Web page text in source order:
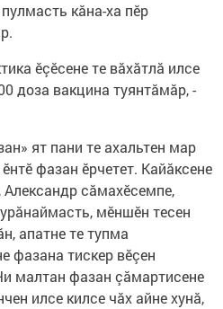
кăна-ха пӗр
ӗçӗсене те вăхăтлă илсе
доза вакцина туянтăмăр, -
ят пани те ахальтен мар
фазан ӗрчетет. Кайăксене
Александр сăмахӗсемпе,
мӗншӗн тесен
апатне те тупма
фазана тискер вӗçен
малтан фазан çăмартисене
илсе килсе чăх айне хунă,